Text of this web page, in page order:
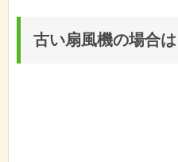
古い扇風機の場合